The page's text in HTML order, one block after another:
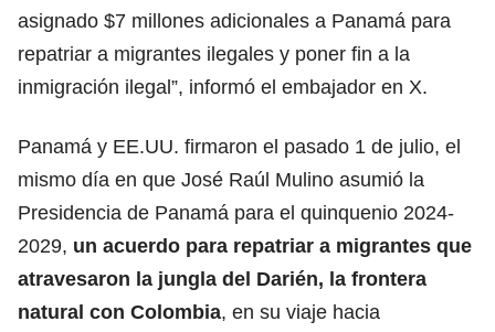
asignado $7 millones adicionales a Panamá para
repatriar a migrantes ilegales y poner fin a la
inmigración ilegal”, informó el embajador en X.
Panamá y EE.UU. firmaron el pasado 1 de julio, el
mismo día en que José Raúl Mulino asumió la
Presidencia de Panamá para el quinquenio 2024-
2029, un acuerdo para repatriar a migrantes que
atravesaron la jungla del Darién, la frontera
natural con Colombia, en su viaje hacia